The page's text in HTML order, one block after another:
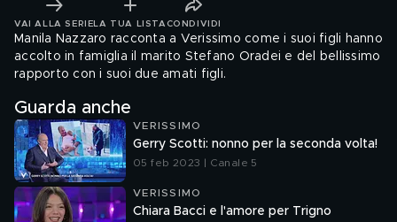
VAI ALLA SERIE LA TUA LISTA CONDIVIDI
Manila Nazzaro racconta a Verissimo come i suoi figli hanno
accolto in famiglia il marito Stefano Oradei e del bellissimo
rapporto con i suoi due amati figli.
Guarda anche
VERISSIMO
Gerry Scotti: nonno per la seconda volta!
05 feb 2023 | Canale 5
VERISSIMO
Chiara Bacci e l'amore per Trigno